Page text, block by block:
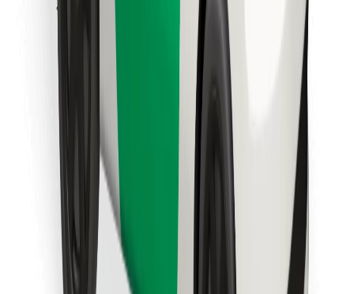
Pobierz aplikację Bolt Food